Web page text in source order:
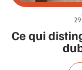
Ce qui